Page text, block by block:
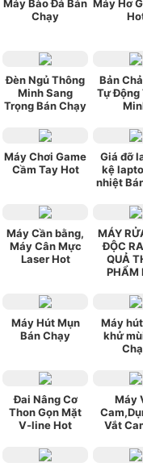
Máy Bào Đá Bán
Chạy
Máy Hơ
Đèn Ngủ Thông
Minh Sang
Trọng Bán Chạy
Bản
Tự Động
Máy Chơi Game
Cầm Tay Hot
Giá đỡ
kệ
nhiệt
Máy Cần bằng,
Máy Cân Mực
Laser Hot
MÁY
ĐỘC
QUẢ
PHẨM
Máy Hút Mụn
Bán Chạy
Máy
khử
Đai Nâng Cơ
Thon Gọn Mặt
V-line Hot
Máy
Vắt